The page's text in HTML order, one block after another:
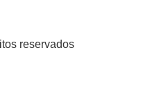
reservados